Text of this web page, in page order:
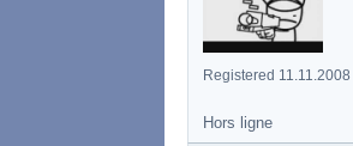
Registered 11.11.2008
Hors ligne